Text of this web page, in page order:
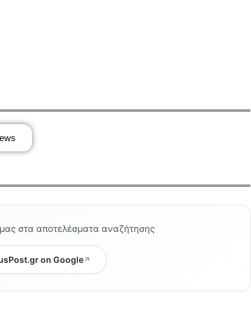
στα αποτελέσματα αναζήτησης
on Google